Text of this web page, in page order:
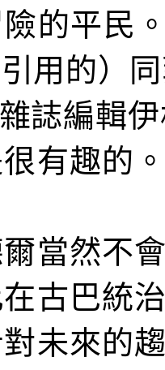
的平民
用的）
誌編輯
有趣的
當然不
古巴統
未來的